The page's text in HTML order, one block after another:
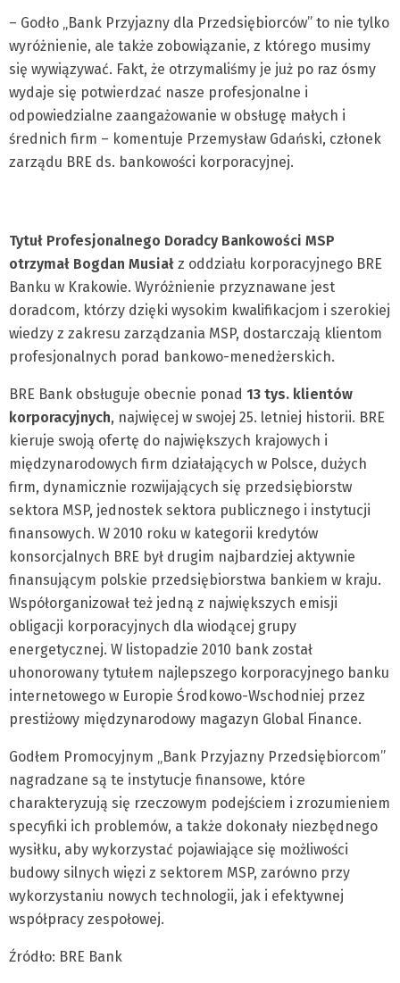
– Godło „Bank Przyjazny dla Przedsiębiorców” to nie tylko
wyróżnienie, ale także zobowiązanie, z którego musimy
się wywiązywać. Fakt, że otrzymaliśmy je już po raz ósmy
wydaje się potwierdzać nasze profesjonalne i
odpowiedzialne zaangażowanie w obsługę małych i
średnich firm – komentuje Przemysław Gdański, członek
zarządu BRE ds. bankowości korporacyjnej.
Tytuł Profesjonalnego Doradcy Bankowości MSP
otrzymał Bogdan Musiał z oddziału korporacyjnego BRE
Banku w Krakowie. Wyróżnienie przyznawane jest
doradcom, którzy dzięki wysokim kwalifikacjom i szerokiej
wiedzy z zakresu zarządzania MSP, dostarczają klientom
profesjonalnych porad bankowo-menedżerskich.
BRE Bank obsługuje obecnie ponad 13 tys. klientów
korporacyjnych, najwięcej w swojej 25. letniej historii. BRE
kieruje swoją ofertę do największych krajowych i
międzynarodowych firm działających w Polsce, dużych
firm, dynamicznie rozwijających się przedsiębiorstw
sektora MSP, jednostek sektora publicznego i instytucji
finansowych. W 2010 roku w kategorii kredytów
konsorcjalnych BRE był drugim najbardziej aktywnie
finansującym polskie przedsiębiorstwa bankiem w kraju.
Współorganizował też jedną z największych emisji
obligacji korporacyjnych dla wiodącej grupy
energetycznej. W listopadzie 2010 bank został
uhonorowany tytułem najlepszego korporacyjnego banku
internetowego w Europie Środkowo-Wschodniej przez
prestiżowy międzynarodowy magazyn Global Finance.
Godłem Promocyjnym „Bank Przyjazny Przedsiębiorcom”
nagradzane są te instytucje finansowe, które
charakteryzują się rzeczowym podejściem i zrozumieniem
specyfiki ich problemów, a także dokonały niezbędnego
wysiłku, aby wykorzystać pojawiające się możliwości
budowy silnych więzi z sektorem MSP, zarówno przy
wykorzystaniu nowych technologii, jak i efektywnej
współpracy zespołowej.
Źródło: BRE Bank